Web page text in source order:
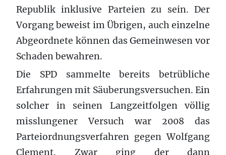
Republik inklusive Parteien zu sein. Der
Vorgang beweist im Übrigen, auch einzelne
Abgeordnete können das Gemeinwesen vor
Schaden bewahren.
Die SPD sammelte bereits betrübliche
Erfahrungen mit Säuberungsversuchen. Ein
solcher in seinen Langzeitfolgen völlig
misslungener Versuch war 2008 das
Parteiordnungsverfahren gegen Wolfgang
Clement. Zwar ging der dann